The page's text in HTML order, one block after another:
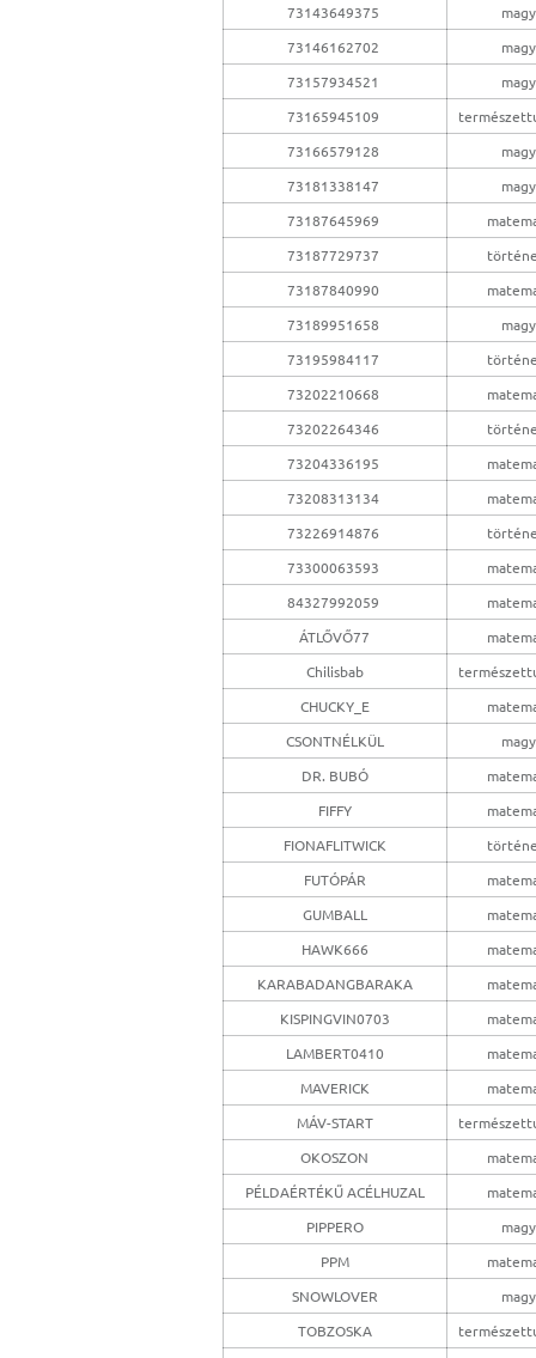
73143649375
73146162702
73157934521
73165945109
73166579128
73181338147
73187645969
73187729737
73187840990
73189951658
73195984117
73202210668
73202264346
73204336195
73208313134
73226914876
73300063593
84327992059
ÁTLŐVŐ77
Chilisbab
CHUCKY_E
CSONTNÉLKÜL
DR. BUBÓ
FIFFY
FIONAFLITWICK
FUTÓPÁR
GUMBALL
HAWK666
KARABADANGBARAKA
KISPINGVIN0703
LAMBERT0410
MAVERICK
MÁV-START
OKOSZON
PÉLDAÉRTÉKŰ ACÉLHUZAL
PIPPERO
PPM
SNOWLOVER
TOBZOSKA